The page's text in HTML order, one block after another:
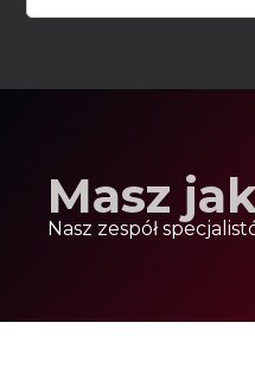
Masz
Nasz zespół